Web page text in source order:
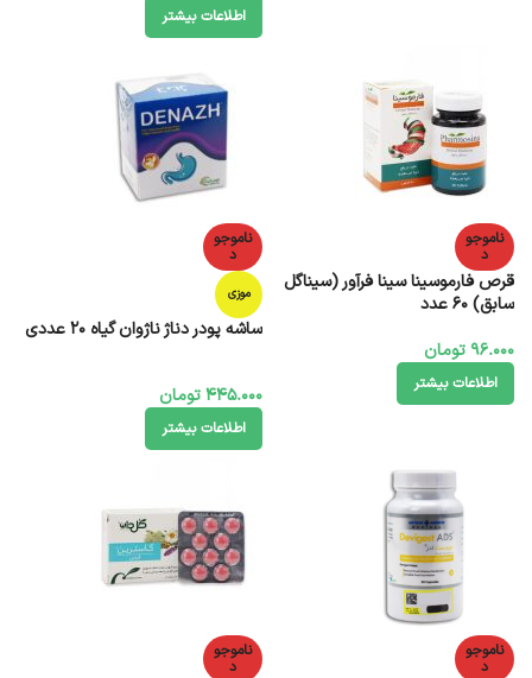
اطلاعات بیشتر
ناموجو
د
قرص فارموسینا سینا فرآور (سیناگل
سابق) 60 عدد
96.000 تومان
اطلاعات بیشتر
ناموجو
د
موزی
ساشه پودر دناژ ناژوان گیاه 20 عددی
445.000تومان
اطلاعات بیشتر
ناموجو
د
ناموجو
د